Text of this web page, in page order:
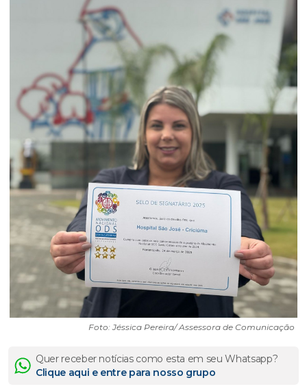
Foto: Jéssica Pereira/ Assessora de Comunicação
Quer receber notícias como esta em seu Whatsapp?
Clique aqui e entre para nosso grupo